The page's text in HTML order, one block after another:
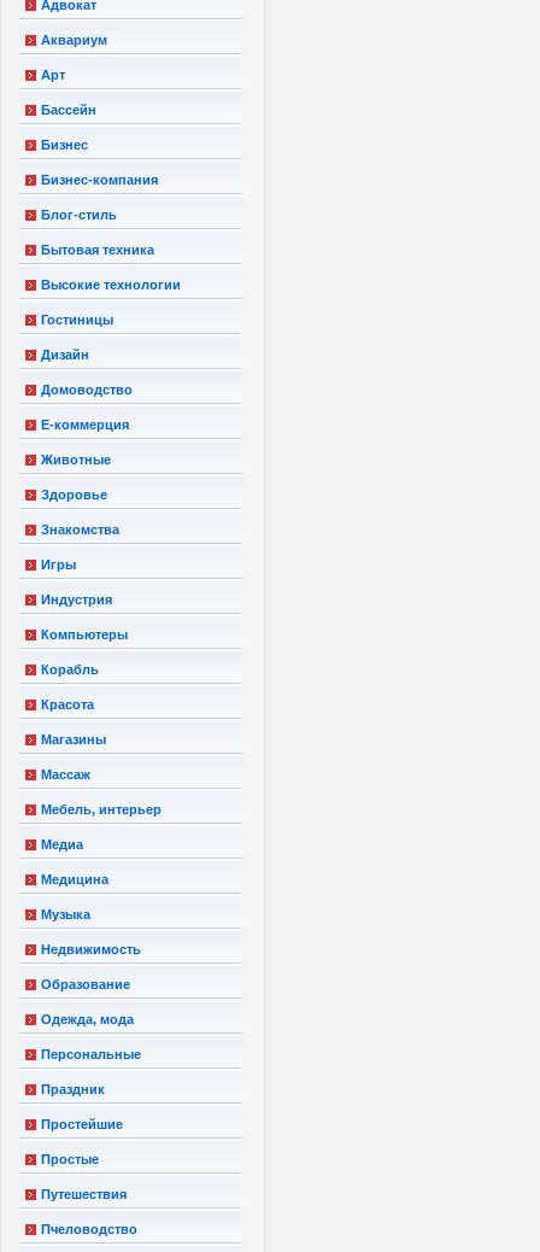
Адвокат
Аквариум
Арт
Бассейн
Бизнес
Бизнес-компания
Блог-стиль
Бытовая техника
Высокие технологии
Гостиницы
Дизайн
Домоводство
Е-коммерция
Животные
Здоровье
Знакомства
Игры
Индустрия
Компьютеры
Корабль
Красота
Магазины
Массаж
Мебель, интерьер
Медиа
Медицина
Музыка
Недвижимость
Образование
Одежда, мода
Персональные
Праздник
Простейшие
Простые
Путешествия
Пчеловодство